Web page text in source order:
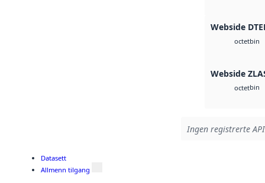
Webside
octetbin
Webside
octetbin
Ingen registrerte
Datasett
Allmenn tilgang